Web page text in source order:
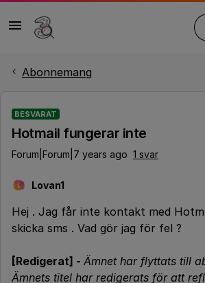
Abonnemang
BESVARAT
Hotmail fungerar inte
Forum|Forum|7 years ago 1 svar
Lovan1
Hej . Jag får inte kontakt med
skicka sms . Vad gör jag för fel ?
[Redigerat] - Ämnet har flyttats till
Ämnets titel har redigerats för att